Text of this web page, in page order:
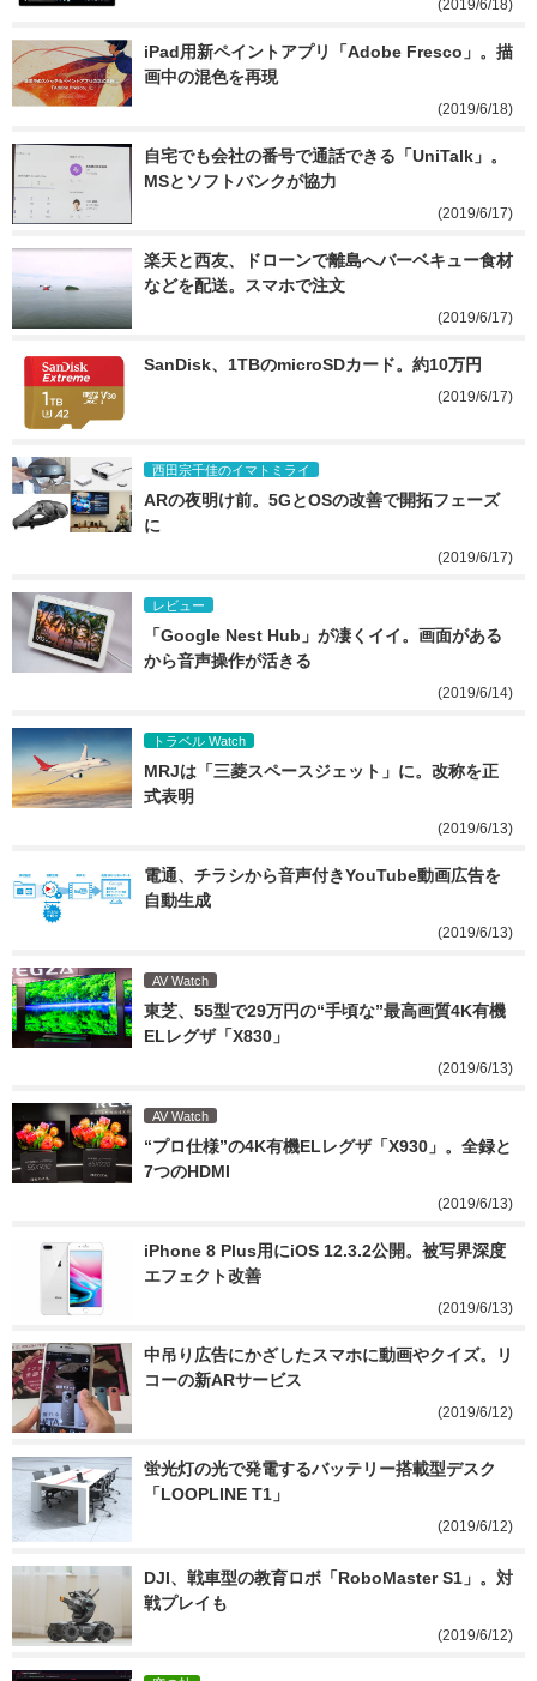
(2019/6/18)
iPad用新ペイントアプリ「Adobe Fresco」。描
画中の混色を再現
(2019/6/18)
自宅でも会社の番号で通話できる「UniTalk」。
MSとソフトバンクが協力
(2019/6/17)
楽天と西友、ドローンで離島へバーベキュー食材
などを配送。スマホで注文
(2019/6/17)
SanDisk、1TBのmicroSDカード。約10万円
(2019/6/17)
西田宗千佳のイマトミライ
ARの夜明け前。5GとOSの改善で開拓フェーズ
に
(2019/6/17)
レビュー
「Google Nest Hub」が凄くイイ。画面がある
から音声操作が活きる
(2019/6/14)
トラベル Watch
MRJは「三菱スペースジェット」に。改称を正
式表明
(2019/6/13)
電通、チラシから音声付きYouTube動画広告を
自動生成
(2019/6/13)
AV Watch
東芝、55型で29万円の“手頃な”最高画質4K有機
ELレグザ「X830」
(2019/6/13)
AV Watch
“プロ仕様”の4K有機ELレグザ「X930」。全録と
7つのHDMI
(2019/6/13)
iPhone 8 Plus用にiOS 12.3.2公開。被写界深度
エフェクト改善
(2019/6/13)
中吊り広告にかざしたスマホに動画やクイズ。リ
コーの新ARサービス
(2019/6/12)
蛍光灯の光で発電するバッテリー搭載型デスク
「LOOPLINE T1」
(2019/6/12)
DJI、戦車型の教育ロボ「RoboMaster S1」。対
戦プレイも
(2019/6/12)